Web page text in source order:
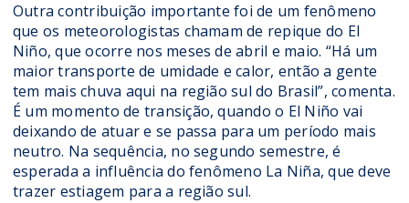
Outra contribuição importante foi de um fenômeno
que os meteorologistas chamam de repique do El
Niño, que ocorre nos meses de abril e maio. “Há um
maior transporte de umidade e calor, então a gente
tem mais chuva aqui na região sul do Brasil”, comenta.
É um momento de transição, quando o El Niño vai
deixando de atuar e se passa para um período mais
neutro. Na sequência, no segundo semestre, é
esperada a influência do fenômeno La Niña, que deve
trazer estiagem para a região sul.